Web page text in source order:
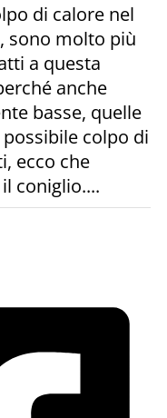
di calore nel
sono molto più
a questa
anche
basse, quelle
colpo di
ecco che
coniglio....